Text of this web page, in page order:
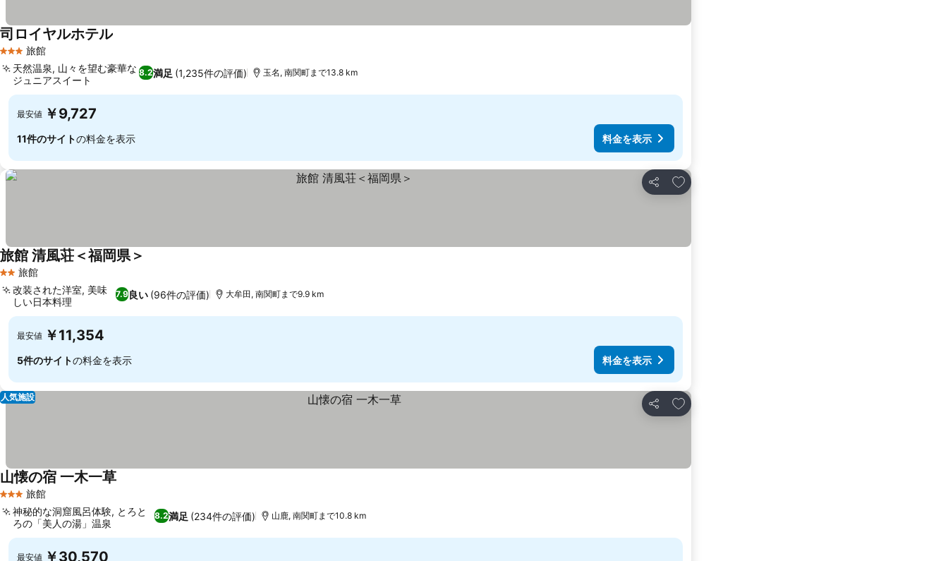
3 ホテルのランク
旅館
司ロイヤルホテル
8.2満足 (1,235件の評価)
天然温泉, 山々を望む豪華な
ジュニアスイート
玉名, 南関町まで13.8 km
最安値 ￥9,727
11件のサイトの料金を表示 料金を表示
シェア
お気に入りに追加
2 ホテルのランク
旅館
旅館 清風荘＜福岡県＞
7.9良い (96件の評価)
改装された洋室, 美味
しい日本料理
大牟田, 南関町まで9.9 km
最安値 ￥11,354
5件のサイトの料金を表示 料金を表示
シェア
お気に入りに追加
人気施設
3 ホテルのランク
旅館
山懐の宿 一木一草
8.2満足 (234件の評価)
神秘的な洞窟風呂体験, とろと
ろの「美人の湯」温泉
山鹿, 南関町まで10.8 km
最安値 ￥30,570